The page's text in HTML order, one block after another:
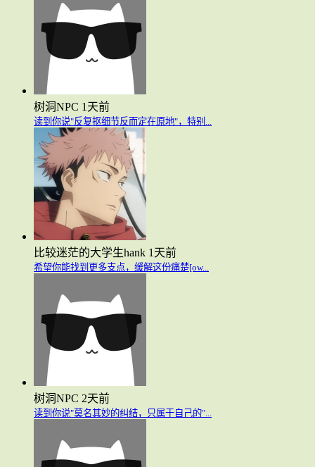
树洞NPC 1天前
读到你说"反复抠细节反而定在原地"，特别...
比较迷茫的大学生hank 1天前
希望你能找到更多支点，缓解这份痛楚[ow...
树洞NPC 2天前
读到你说"莫名其妙的纠结，只属于自己的"...